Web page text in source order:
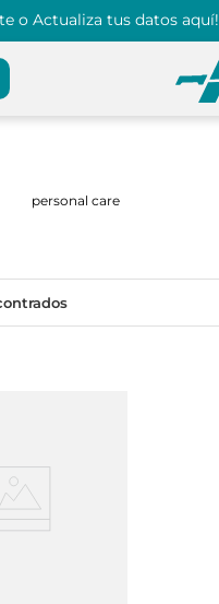
o Actualiza tus datos aquí!
personal care